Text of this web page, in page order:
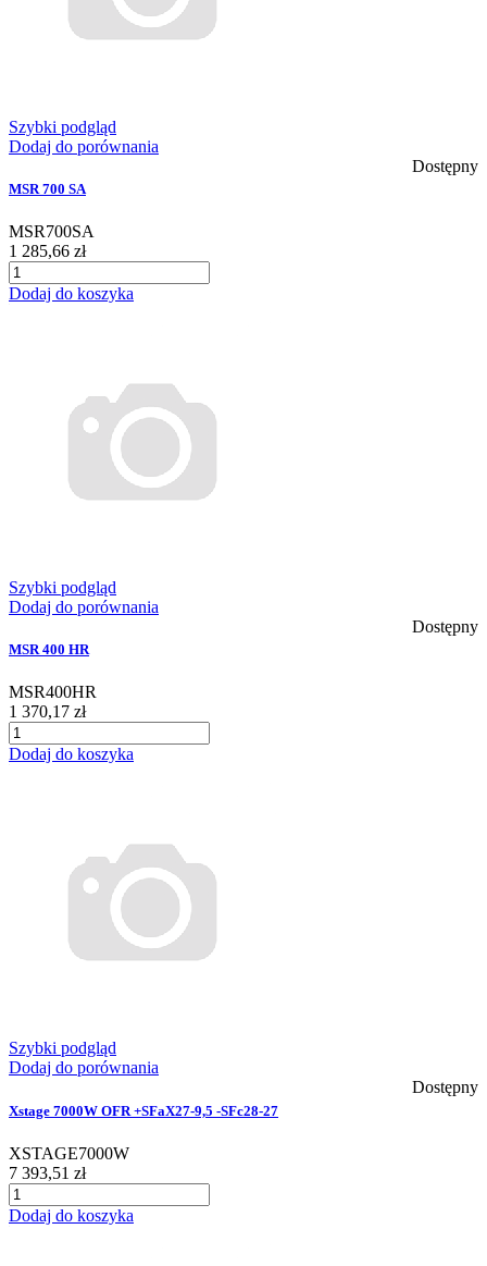
Szybki podgląd
Dodaj do porównania
Dostępny
MSR 700 SA
MSR700SA
1 285,66 zł
Dodaj do koszyka
Szybki podgląd
Dodaj do porównania
Dostępny
MSR 400 HR
MSR400HR
1 370,17 zł
Dodaj do koszyka
Szybki podgląd
Dodaj do porównania
Dostępny
Xstage 7000W OFR +SFaX27-9,5 -SFc28-27
XSTAGE7000W
7 393,51 zł
Dodaj do koszyka